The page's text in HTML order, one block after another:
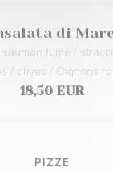
di
fumé /
/ olives / Oignons
18,50 EUR
PIZZE